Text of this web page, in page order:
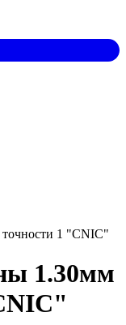
1 "CNIC"
1.30мм